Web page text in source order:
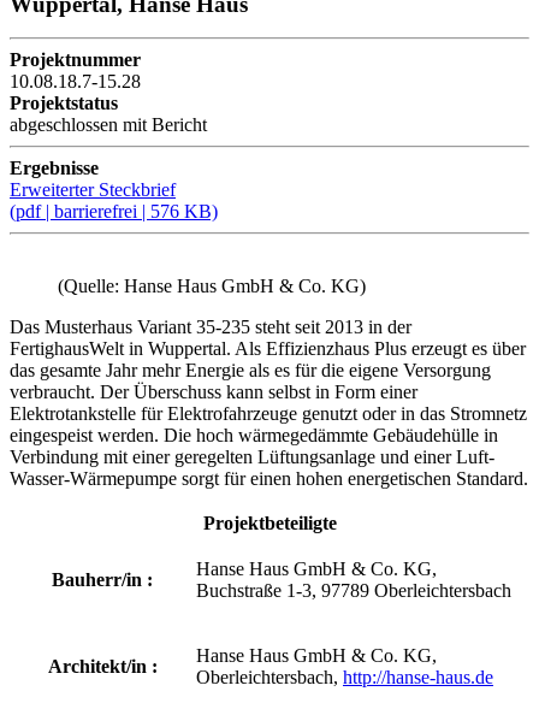
Projektnummer
10.08.18.7-15.28
Projektstatus
abgeschlossen mit Bericht
Ergebnisse
Erweiterter Steckbrief
(pdf | barrierefrei | 576 KB)
(Quelle: Hanse Haus GmbH & Co. KG)
Das Musterhaus Variant 35-235 steht seit 2013 in der
FertighausWelt in Wuppertal. Als Effizienzhaus Plus erzeugt es über
das gesamte Jahr mehr Energie als es für die eigene Versorgung
verbraucht. Der Überschuss kann selbst in Form einer
Elektrotankstelle für Elektrofahrzeuge genutzt oder in das Stromnetz
eingespeist werden. Die hoch wärmegedämmte Gebäudehülle in
Verbindung mit einer geregelten Lüftungsanlage und einer Luft-
Wasser-Wärmepumpe sorgt für einen hohen energetischen Standard.
Projektbeteiligte
Bauherr/in :
Hanse Haus GmbH & Co. KG,
Buchstraße 1-3, 97789 Oberleichtersbach
Architekt/in :
Hanse Haus GmbH & Co. KG,
Oberleichtersbach, http://hanse-haus.de